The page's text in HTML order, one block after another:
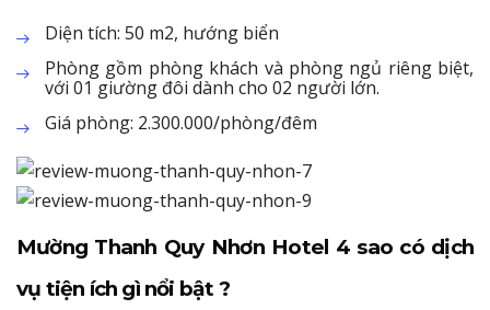
Diện tích: 50 m2, hướng biển
Phòng gồm phòng khách và phòng ngủ riêng biệt,
với 01 giường đôi dành cho 02 người lớn.
Giá phòng: 2.300.000/phòng/đêm
Mường Thanh Quy Nhơn Hotel 4 sao có dịch
vụ tiện ích gì nổi bật ?